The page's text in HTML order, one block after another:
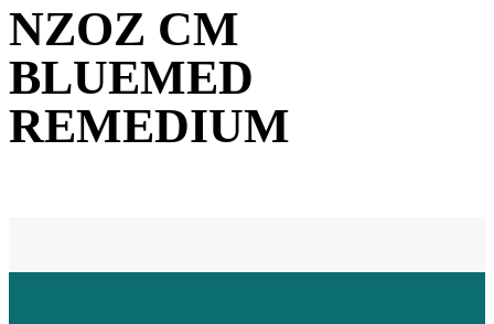
NZOZ CM
BLUEMED
REMEDIUM